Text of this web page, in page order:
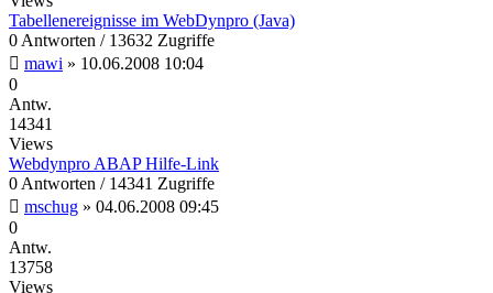
Tabellenereignisse im WebDynpro (Java)
0 Antworten / 13632 Zugriffe
mawi » 10.06.2008 10:04
0
Antw.
14341
Views
Webdynpro ABAP Hilfe-Link
0 Antworten / 14341 Zugriffe
mschug » 04.06.2008 09:45
0
Antw.
13758
Views